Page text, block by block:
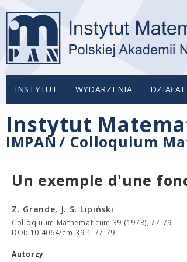
INSTYTUT WYDARZENIA
Instytut
IMPAN / Colloquium
Un exemple d'une
Z. Grande, J. S. Lipiński
Colloquium Mathematicum 39 (1978), 77-79
DOI: 10.4064/cm-39-1-77-79
Autorzy